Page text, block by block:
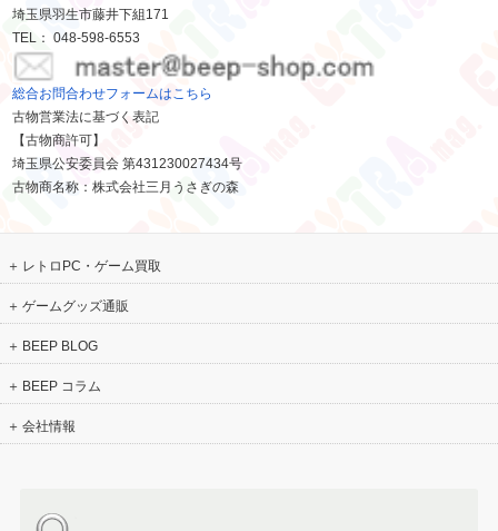
埼玉県羽生市藤井下組171
TEL： 048-598-6553
総合お問合わせフォームはこちら
古物営業法に基づく表記
【古物商許可】
埼玉県公安委員会 第431230027434号
古物商名称：株式会社三月うさぎの森
レトロPC・ゲーム買取
ゲームグッズ通販
BEEP BLOG
BEEP コラム
会社情報